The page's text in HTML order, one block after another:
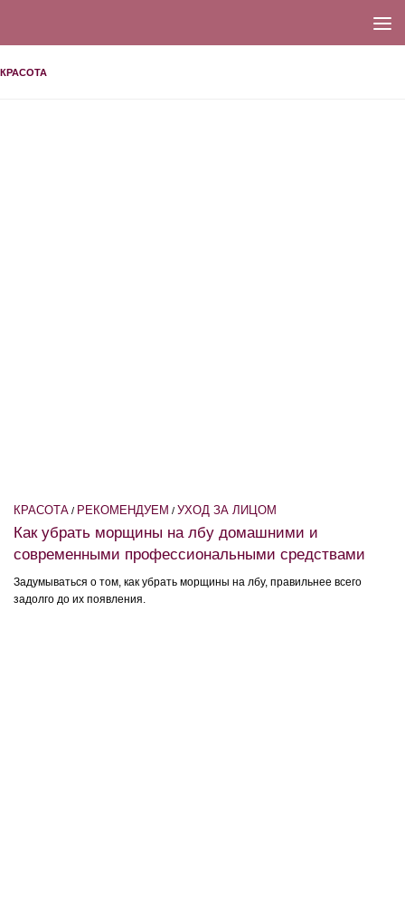
КРАСОТА
КРАСОТА / РЕКОМЕНДУЕМ / УХОД ЗА ЛИЦОМ
Как убрать морщины на лбу домашними и
современными профессиональными средствами
Задумываться о том, как убрать морщины на лбу, правильнее всего
задолго до их появления.